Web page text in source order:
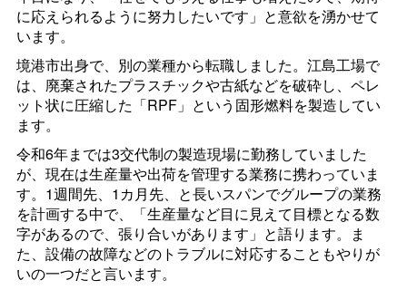
に応えられるように努力したいです」と意欲を湧かせて
います。
境港市出身で、別の業種から転職しました。江島工場で
は、廃棄されたプラスチックや古紙などを破砕し、ペレ
ット状に圧縮した「RPF」という固形燃料を製造してい
ます。
令和6年までは3交代制の製造現場に勤務していました
が、現在は生産量や出荷を管理する業務に携わっていま
す。1週間先、1カ月先、と長いスパンでグループの業務
を計画する中で、「生産量など目に見えて目標となる数
字があるので、張り合いがあります」と語ります。ま
た、設備の故障などのトラブルに対応することもやりが
いの一つだと言います。